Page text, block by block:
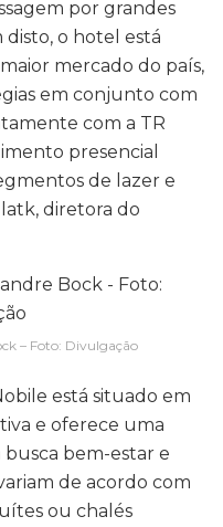
por grandes
disto, o hotel está
mercado do país,
em conjunto com
com a TR
presencial
de lazer e
diretora do
– Foto: Divulgação
está situado em
e oferece uma
bem-estar e
de acordo com
ou chalés